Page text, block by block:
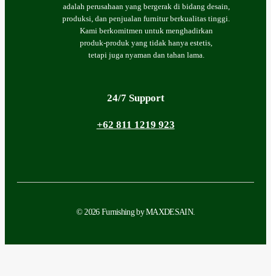
adalah perusahaan yang bergerak di bidang desain,
produksi, dan penjualan furnitur berkualitas tinggi.
Kami berkomitmen untuk menghadirkan
produk-produk yang tidak hanya estetis,
tetapi juga nyaman dan tahan lama.
24/7 Support
+62 811 1219 923
© 2026 Furnishing by MAXDESAIN.